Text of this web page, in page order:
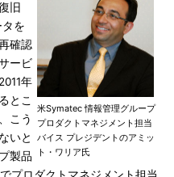
米Symatec 情報管理グループ
プロダクトマネジメント担当
バイス プレジデントのアミッ
ト・ワリア氏
旧
タを
確認
ービ
年
とこ
こう
いと
製品